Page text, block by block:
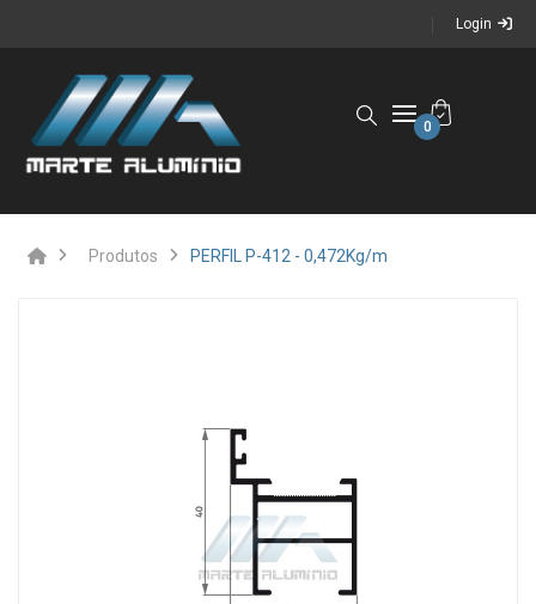
Login
0
Produtos PERFIL P-412 - 0,472Kg/m